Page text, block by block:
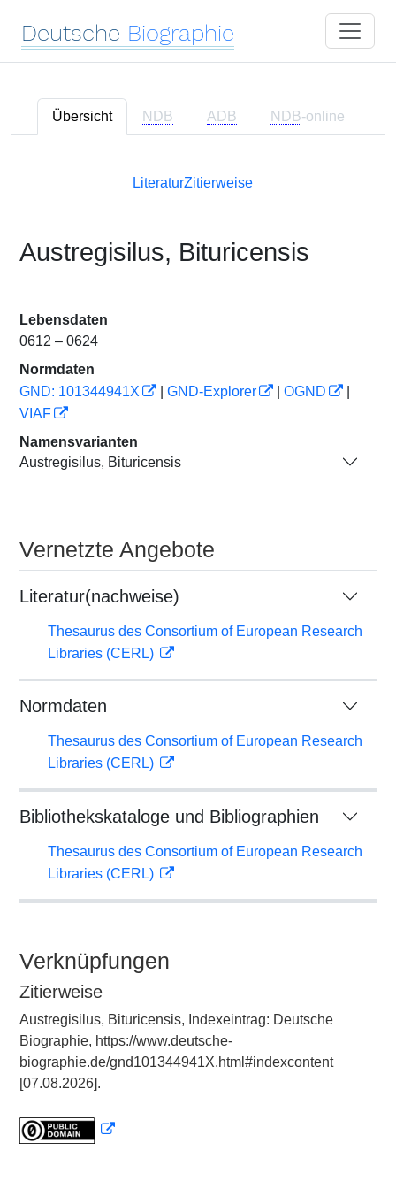
Deutsche Biographie
Übersicht NDB ADB NDB-online
LiteraturZitierweise
Austregisilus, Bituricensis
Lebensdaten
0612 – 0624
Normdaten
GND: 101344941X
GND-Explorer OGND
VIAF
Namensvarianten
Austregisilus, Bituricensis
Vernetzte Angebote
Literatur(nachweise)
Thesaurus des Consortium of European Research
Libraries (CERL)
Normdaten
Thesaurus des Consortium of European Research
Libraries (CERL)
Bibliothekskataloge und Bibliographien
Thesaurus des Consortium of European Research
Libraries (CERL)
Verknüpfungen
Zitierweise
Austregisilus, Bituricensis, Indexeintrag: Deutsche
Biographie, https://www.deutsche-
biographie.de/gnd101344941X.html#indexcontent
[07.08.2026].